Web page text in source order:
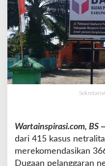
a
s
A
N
D
a
l
P
g
e
l
Wartainspirasi.com, BS
dari 415 kasus
merekomendasikan
Dugaan pelanggaran